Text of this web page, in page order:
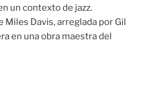
un contexto de jazz.
Miles Davis, arreglada por Gil
en una obra maestra del